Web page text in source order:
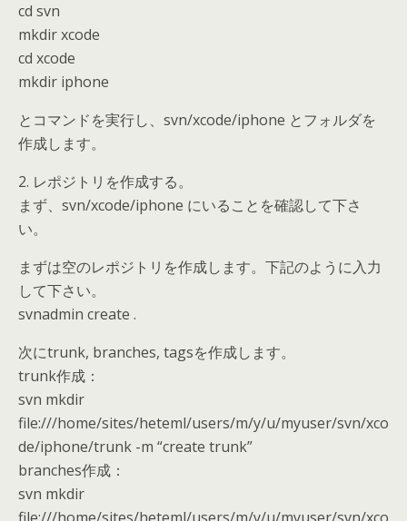
cd svn
mkdir xcode
cd xcode
mkdir iphone
とコマンドを実行し、svn/xcode/iphone とフォルダを
作成します。
2. レポジトリを作成する。
まず、svn/xcode/iphone にいることを確認して下さ
い。
まずは空のレポジトリを作成します。下記のように入力
して下さい。
svnadmin create .
次にtrunk, branches, tagsを作成します。
trunk作成：
svn mkdir
file:///home/sites/heteml/users/m/y/u/myuser/svn/xco
de/iphone/trunk -m “create trunk”
branches作成：
svn mkdir